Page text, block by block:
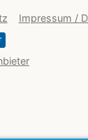
Impressum /